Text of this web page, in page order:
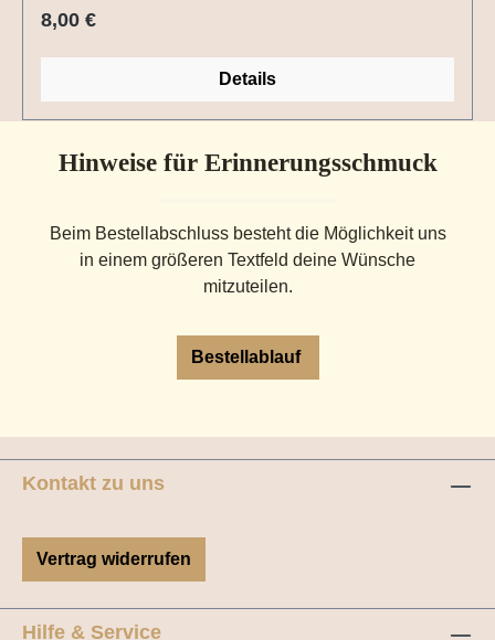
Regulärer Preis:
8,00 €
Details
Hinweise für Erinnerungsschmuck
Beim Bestellabschluss besteht die Möglichkeit uns
in einem größeren Textfeld deine Wünsche
mitzuteilen.
Bestellablauf
Kontakt zu uns
Vertrag widerrufen
Hilfe & Service